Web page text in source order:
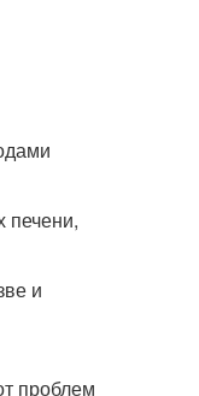
печени,
и
проблем